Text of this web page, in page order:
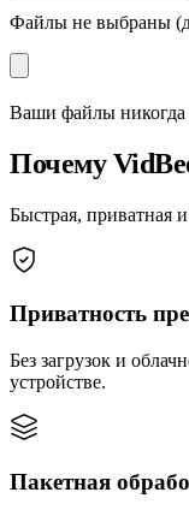
Файлы не выбраны
Ваши файлы никогда
Почему
Быстрая, приватная
Приватность
Без загрузок и
устройстве.
Пакетная